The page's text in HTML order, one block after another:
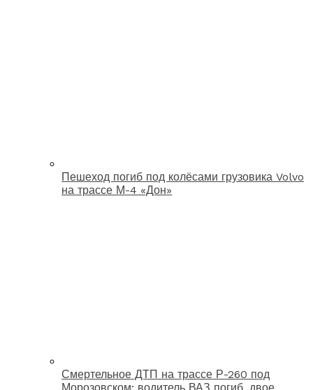
Пешеход погиб под колёсами грузовика Volvo
на трассе М-4 «Дон»
Смертельное ДТП на трассе Р-260 под